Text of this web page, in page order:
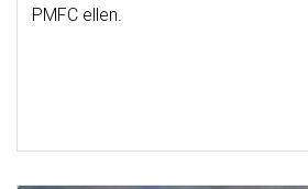
PMFC ellen.